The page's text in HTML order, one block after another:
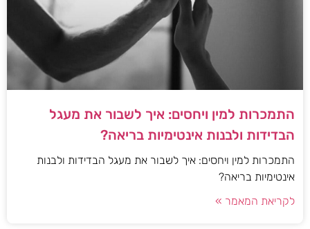
התמכרות למין ויחסים: איך לשבור את מעגל
הבדידות ולבנות אינטימיות בריאה?
התמכרות למין ויחסים: איך לשבור את מעגל הבדידות ולבנות
אינטימיות בריאה?
לקריאת המאמר »